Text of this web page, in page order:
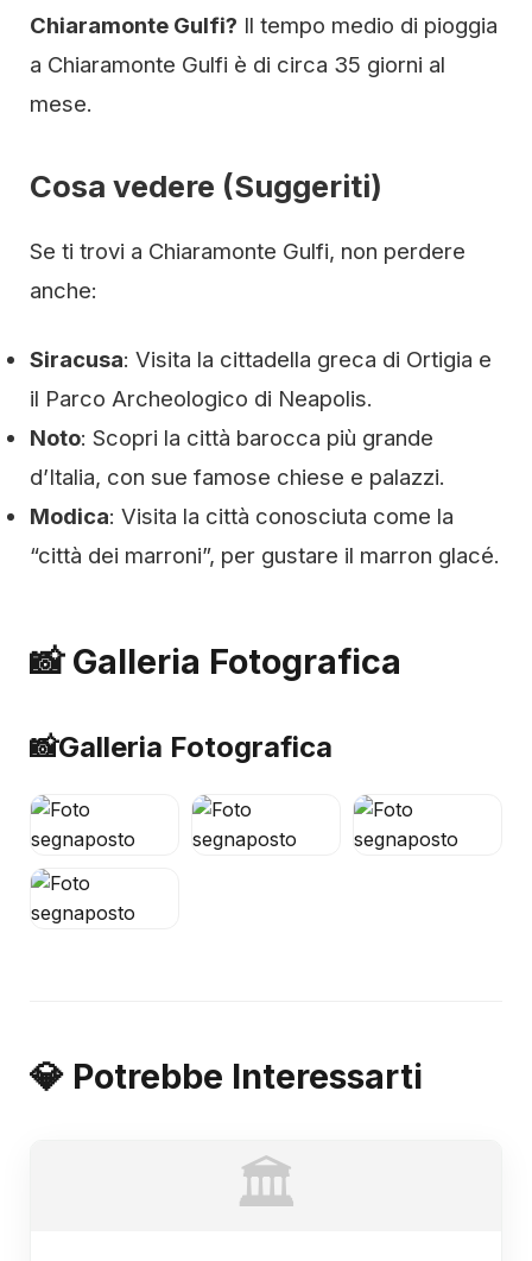
Chiaramonte Gulfi? Il tempo medio di pioggia
a Chiaramonte Gulfi è di circa 35 giorni al
mese.
Cosa vedere (Suggeriti)
Se ti trovi a Chiaramonte Gulfi, non perdere
anche:
Siracusa: Visita la cittadella greca di Ortigia e
il Parco Archeologico di Neapolis.
Noto: Scopri la città barocca più grande
d’Italia, con sue famose chiese e palazzi.
Modica: Visita la città conosciuta come la
“città dei marroni”, per gustare il marron glacé.
📸 Galleria Fotografica
📸Galleria Fotografica
💎 Potrebbe Interessarti
🏛️